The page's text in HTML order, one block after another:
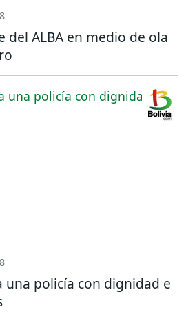
del ALBA en medio de ola
una policía con dignidad e